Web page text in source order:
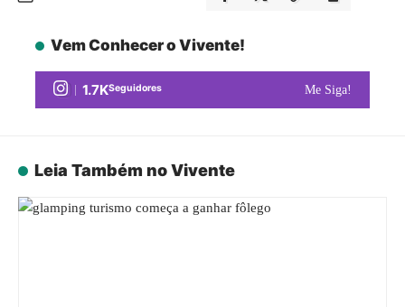
Vem Conhecer o Vivente!
1.7KSeguidores Me Siga!
Leia Também no Vivente